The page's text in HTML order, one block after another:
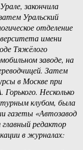
закончила
Уральский
отделение
имени
Тяжёлого
заводе, на
Затем
в Москве при
Несколько
клубом, была
газеты «Автозавод
редактор
в журналах: